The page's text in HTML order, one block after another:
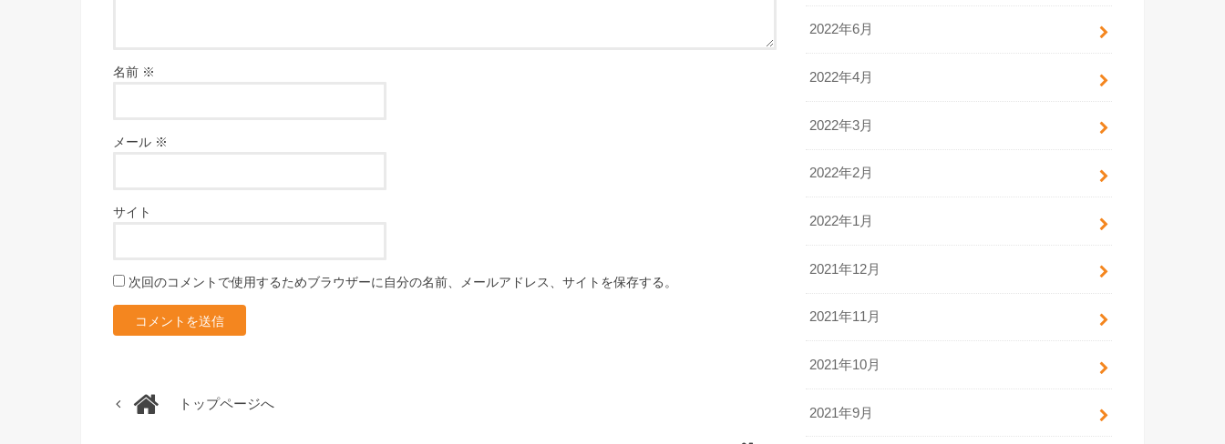
名前 ※
メール ※
サイト
次回のコメントで使用するためブラウザーに自分の名前、メールアドレス、サイトを保存する。
トップページへ
2022年6月
2022年4月
2022年3月
2022年2月
2022年1月
2021年12月
2021年11月
2021年10月
2021年9月